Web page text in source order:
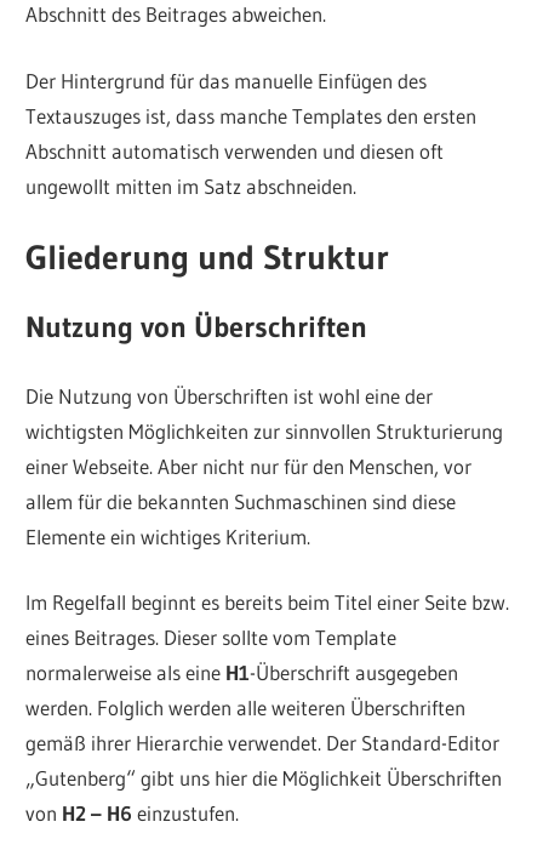
Abschnitt des Beitrages abweichen.
Der Hintergrund für das manuelle Einfügen des
Textauszuges ist, dass manche Templates den ersten
Abschnitt automatisch verwenden und diesen oft
ungewollt mitten im Satz abschneiden.
Gliederung und Struktur
Nutzung von Überschriften
Die Nutzung von Überschriften ist wohl eine der
wichtigsten Möglichkeiten zur sinnvollen Strukturierung
einer Webseite. Aber nicht nur für den Menschen, vor
allem für die bekannten Suchmaschinen sind diese
Elemente ein wichtiges Kriterium.
Im Regelfall beginnt es bereits beim Titel einer Seite bzw.
eines Beitrages. Dieser sollte vom Template
normalerweise als eine H1-Überschrift ausgegeben
werden. Folglich werden alle weiteren Überschriften
gemäß ihrer Hierarchie verwendet. Der Standard-Editor
„Gutenberg“ gibt uns hier die Möglichkeit Überschriften
von H2 – H6 einzustufen.